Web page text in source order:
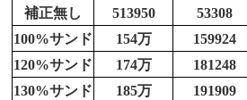
補正無し
513950
53308
100%サンド
154万
159924
120%サンド
174万
181248
130%サンド
185万
191909